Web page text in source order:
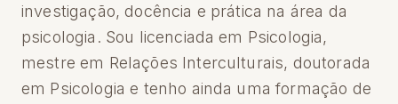
investigação, docência e prática na área da
psicologia. Sou licenciada em Psicologia,
mestre em Relações Interculturais, doutorada
em Psicologia e tenho ainda uma formação de